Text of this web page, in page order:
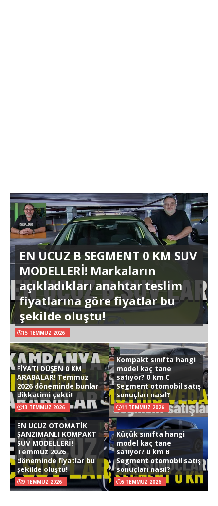
EN UCUZ B SEGMENT 0 KM SUV
MODELLERİ! Markaların
açıkladıkları anahtar teslim
fiyatlarına göre fiyatlar bu
şekilde oluştu!
15 TEMMUZ 2026
FİYATI DÜŞEN 0 KM
ARABALAR! Temmuz
2026 döneminde bunlar
dikkatimi çekti!
13 TEMMUZ 2026
Kompakt sınıfta hangi
model kaç tane
satıyor? 0 km C
Segment otomobil satış
sonuçları nasıl?
11 TEMMUZ 2026
EN UCUZ OTOMATİK
ŞANZIMANLI KOMPAKT
SUV MODELLERİ!
Temmuz 2026
döneminde fiyatlar bu
şekilde oluştu!
9 TEMMUZ 2026
Küçük sınıfta hangi
model kaç tane
satıyor? 0 km B
Segment otomobil satış
sonuçları nasıl?
5 TEMMUZ 2026